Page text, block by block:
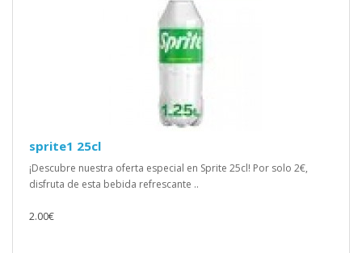
sprite1 25cl
¡Descubre nuestra oferta especial en Sprite 25cl! Por solo 2€,
disfruta de esta bebida refrescante ..
2.00€